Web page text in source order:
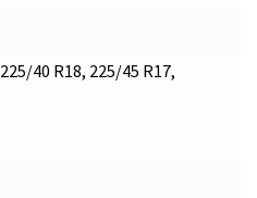
40 R18, 225/45 R17,